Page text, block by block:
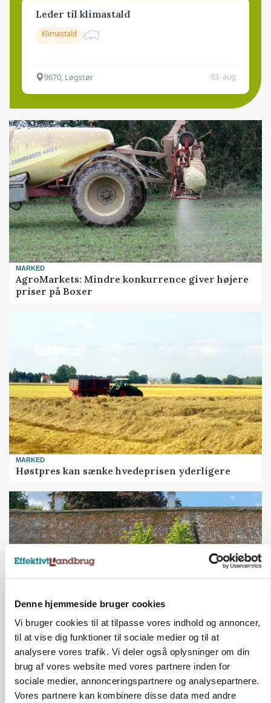
Denne hjemmeside bruger cookies
Vi bruger cookies til at tilpasse vores indhold og annoncer,
til at vise dig funktioner til sociale medier og til at
analysere vores trafik. Vi deler også oplysninger om din
brug af vores website med vores partnere inden for
sociale medier, annonceringspartnere og analysepartnere.
Vores partnere kan kombinere disse data med andre
Leder til klimastald
Klimastald
9670, Løgstør 03. aug.
MARKED
AgroMarkets: Mindre konkurrence giver højere
priser på Boxer
MARKED
Høstpres kan sænke hvedeprisen yderligere
KULTUR
Herregård holder høstdag
Annonce
Loading...